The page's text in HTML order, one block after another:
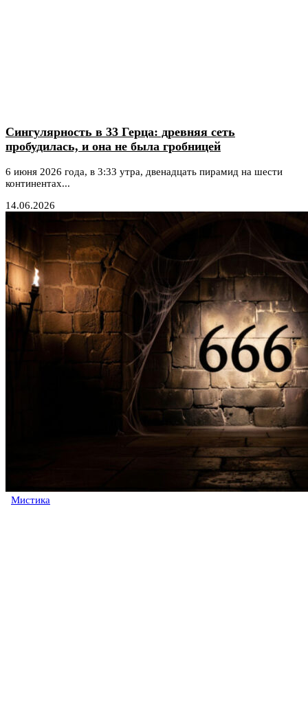
Сингулярность в 33 Герца: древняя сеть
пробудилась, и она не была гробницей
6 июня 2026 года, в 3:33 утра, двенадцать пирамид на шести
континентах...
14.06.2026
Мистика